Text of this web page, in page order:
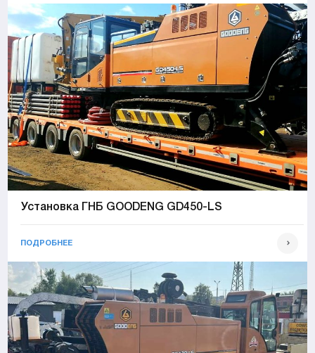
Установка ГНБ GOODENG GD450-LS
ПОДРОБНЕЕ